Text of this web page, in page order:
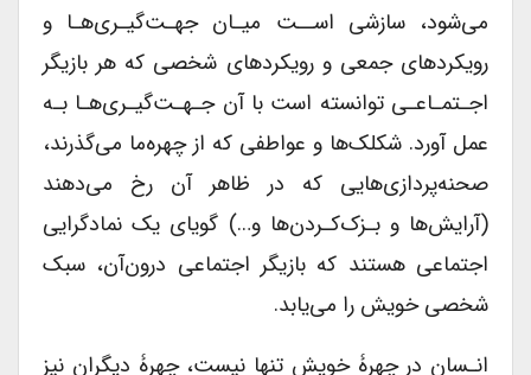
می‌شود، سازشی اســت میـان جهـت‌گیـری‌هـا و
رویکردهای جمعی و رویکردهای شخصی که هر بازیگر
اجـتمـاعـی توانسته است با آن جـهـت‌گیـری‌هـا بـه
عمل آورد. شکلک‌ها و عواطفی که از چهره‌ما می‌گذرند،
صحنه‌پردازی‌هایی که در ظاهر آن رخ می‌دهند
(آرایش‌ها و بـزک‌کـردن‌ها و…) گویای یک نمادگرایی
اجتماعی هستند که بازیگر اجتماعی درون‌آن، سبک
شخصی خویش را می‌یابد.
انـسان در چهرۀ خویش تنها نیست، چهرۀ دیگران نیز